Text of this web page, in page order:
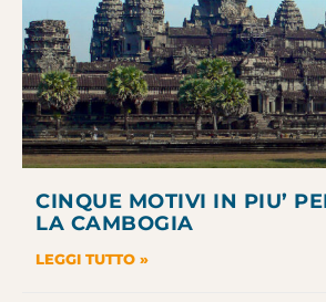
CINQUE MOTIVI IN PIU’
LA CAMBOGIA
LEGGI TUTTO »